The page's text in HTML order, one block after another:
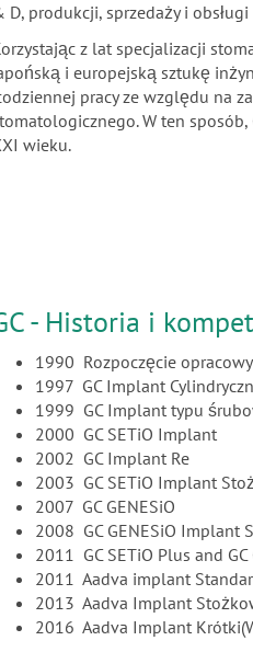
D, produkcji, sprzedaży i
z lat specjalizacji
i europejską sztukę
pracy ze względu na
W ten
wieku.
- Historia i
1990 Rozpoczęcie
1997 GC Implant
1999 GC Implant typu
2000 GC SETiO Implant
2002 GC Implant Re
2003 GC SETiO Implant
2007 GC GENESiO
2008 GC GENESiO Implant
2011 GC SETiO Plus and GC
2011 Aadva implant
2013 Aadva Implant
2016 Aadva Implant